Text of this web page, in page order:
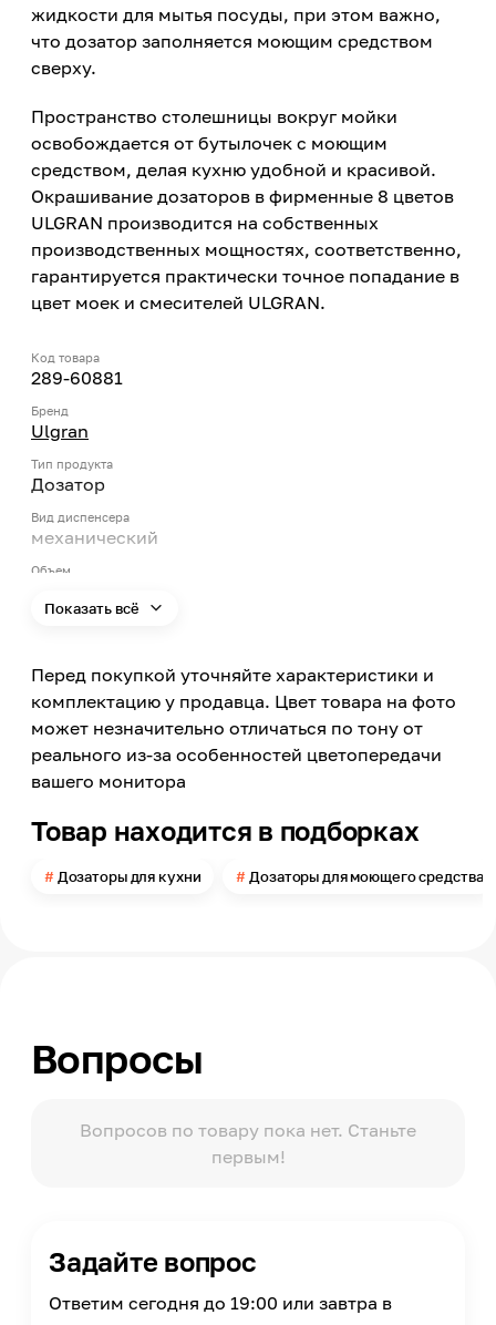
жидкости для мытья посуды, при этом важно,
что дозатор заполняется моющим средством
сверху.
Пространство столешницы вокруг мойки
освобождается от бутылочек с моющим
средством, делая кухню удобной и красивой.
Окрашивание дозаторов в фирменные 8 цветов
ULGRAN производится на собственных
производственных мощностях, соответственно,
гарантируется практически точное попадание в
цвет моек и смесителей ULGRAN.
Код товара
289-60881
Бренд
Ulgran
Тип продукта
Дозатор
Вид диспенсера
механический
Объем
Цвет заявленный производителем
Уголь
Материал
Пластик
Поверхность размещения
Способ установки и монтажа
Высота
Страна производства
Россия
Показать всё
Перед покупкой уточняйте характеристики и
комплектацию у продавца. Цвет товара на фото
может незначительно отличаться по тону от
реального из-за особенностей цветопередачи
вашего монитора
Товар находится в подборках
Дозаторы для кухни Дозаторы для моющего средства
Вопросы
Вопросов по товару пока нет. Станьте
первым!
Задайте вопрос
Ответим сегодня до 19:00 или завтра в